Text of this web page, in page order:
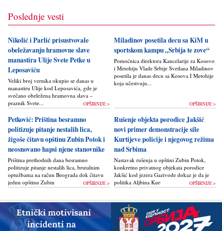
Poslednje vesti
Nikolić i Parlić prisustvovale
obeležavanju hramovne slave
manastira Ulije Svete Petke u
Leposaviću
Veliki broj vernika okupio se danas u
manastiru Ulije kod Leposavića, gde je
svečano obeležena hramovna slava –
praznik Svete...
OPŠIRNIJE >
Miladinov posetila decu sa KiM u
sportskom kampu „Srbija te zove“
Pomoćnica direktora Kancelarije za Kosovo
i Metohiju Vlade Srbije Svetlana Miladinov
posetila je danas decu sa Kosova I Metohije
koja učestvuju...
OPŠIRNIJE >
Petković: Priština besramno
politizuje pitanje nestalih lica,
žigoše čitavu opštinu Zubin Potok i
neosnovano hapsi njene stanovnike
Priština prethodnih dana besramno
politizuje pitanje nestalih lica, brutalnim
optužbama na račun Beograda dok čitavu
jednu opštinu Zubin Potok žigoše...OPŠIRNIJE >
Rušenje objekta porodice Jakšić
novi primer demonstracije sile
Kurtijeve policije i njegovog režima
nad Srbima
Nastavak rušenja u opštini Zubin Potok,
konkretno privatnog objekata porodice
Jakšić kod jezera Gazivode dokaz je da je
politika Alјbina Kurtija...
OPŠIRNIJE >